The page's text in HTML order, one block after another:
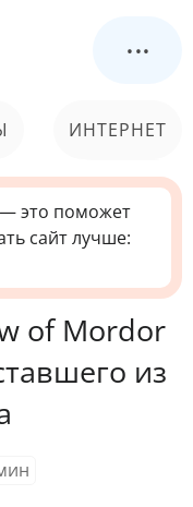
...
ИНТЕРНЕТ
СИСТЕМА
это поможет
сайт лучше:
of Mordor
из